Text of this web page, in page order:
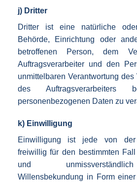
j) Dritter
Dritter ist eine natürliche
Behörde, Einrichtung oder
betroffenen Person, dem
Auftragsverarbeiter und den
unmittelbaren Verantwortung
des
personenbezogenen Daten zu
k) Einwilligung
Einwilligung ist jede von der
freiwillig für den bestimmten
und
Willensbekundung in Form